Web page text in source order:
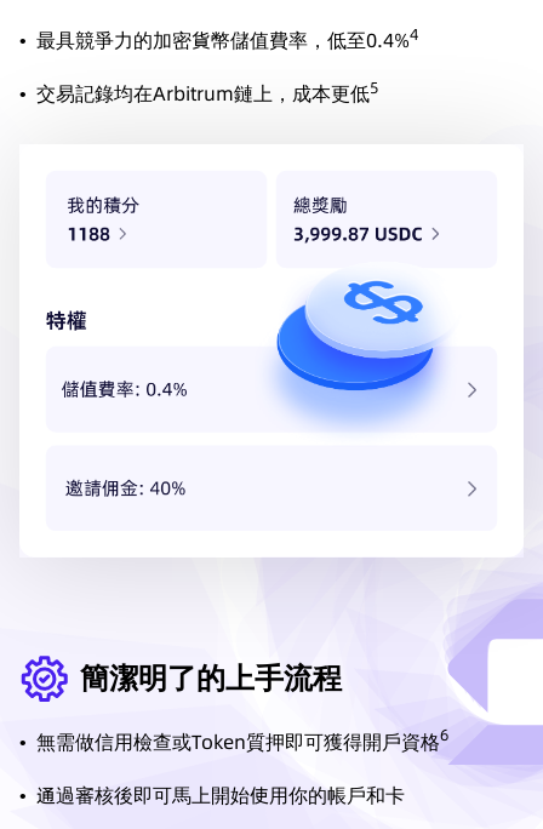
• 最具競爭力的加密貨幣儲值費率，低至0.4%4
• 交易記錄均在Arbitrum鏈上，成本更低5
簡潔明了的上手流程
• 無需做信用檢查或Token質押即可獲得開戶資格6
• 通過審核後即可馬上開始使用你的帳戶和卡